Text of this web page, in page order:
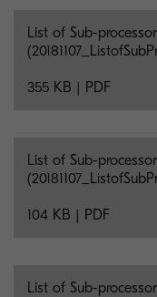
List of Sub-
355 KB | PDF
List of Sub-
104 KB | PDF
List of Sub-